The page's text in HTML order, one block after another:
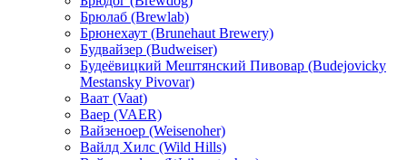
Брюлаб (Brewlab)
Брюнехаут (Brunehaut Brewery)
Будвайзер (Budweiser)
Будеёвицкий Мештянский Пивовар (Budejovicky
Mestansky Pivovar)
Ваат (Vaat)
Ваер (VAER)
Вайзеноер (Weisenoher)
Вайлд Хилс (Wild Hills)